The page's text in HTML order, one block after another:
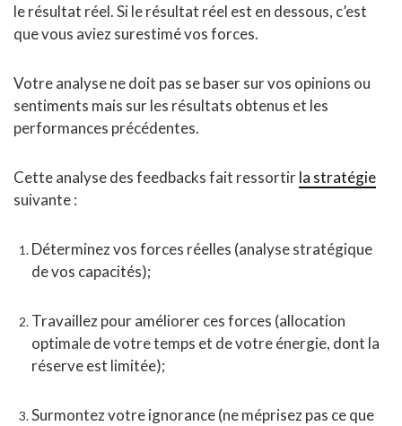
le résultat réel. Si le résultat réel est en dessous, c’est
que vous aviez surestimé vos forces.
Votre analyse ne doit pas se baser sur vos opinions ou
sentiments mais sur les résultats obtenus et les
performances précédentes.
Cette analyse des feedbacks fait ressortirla stratégie
suivante :
Déterminez vos forces réelles (analyse stratégique
de vos capacités);
Travaillez pour améliorer ces forces (allocation
optimale de votre temps et de votre énergie, dont la
réserve est limitée);
Surmontez votre ignorance (ne méprisez pas ce que